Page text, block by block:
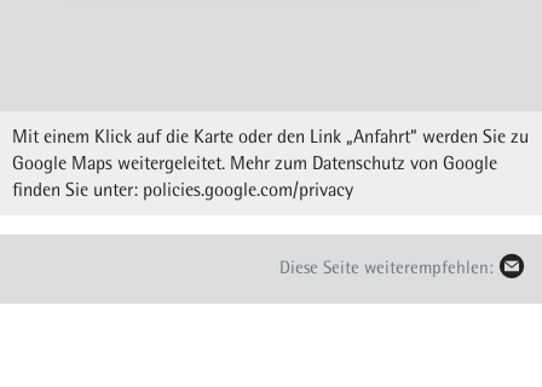
Mit einem Klick auf die Karte oder den Link „Anfahrt“ werden Sie zu
Google Maps weitergeleitet. Mehr zum Datenschutz von Google
finden Sie unter: policies.google.com/privacy
Diese Seite weiterempfehlen: